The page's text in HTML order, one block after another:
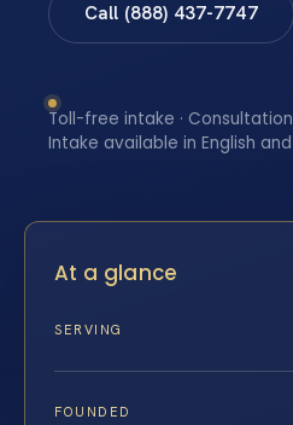
Call (888) 437-7747
Toll-free intake ·
Intake available in English
At a glance
SERVING
FOUNDED